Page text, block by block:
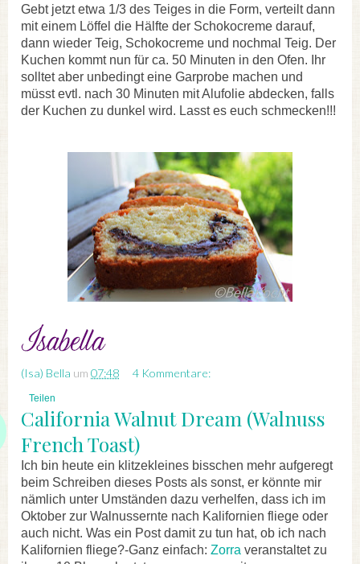
Gebt jetzt etwa 1/3 des Teiges in die Form, verteilt dann
mit einem Löffel die Hälfte der Schokocreme darauf,
dann wieder Teig, Schokocreme und nochmal Teig. Der
Kuchen kommt nun für ca. 50 Minuten in den Ofen. Ihr
solltet aber unbedingt eine Garprobe machen und
müsst evtl. nach 30 Minuten mit Alufolie abdecken, falls
der Kuchen zu dunkel wird. Lasst es euch schmecken!!!
(Isa) Bella um 07:48 4 Kommentare:
Teilen
California Walnut Dream (Walnuss
French Toast)
Ich bin heute ein klitzekleines bisschen mehr aufgeregt
beim Schreiben dieses Posts als sonst, er könnte mir
nämlich unter Umständen dazu verhelfen, dass ich im
Oktober zur Walnussernte nach Kalifornien fliege oder
auch nicht. Was ein Post damit zu tun hat, ob ich nach
Kalifornien fliege?-Ganz einfach: Zorra veranstaltet zu